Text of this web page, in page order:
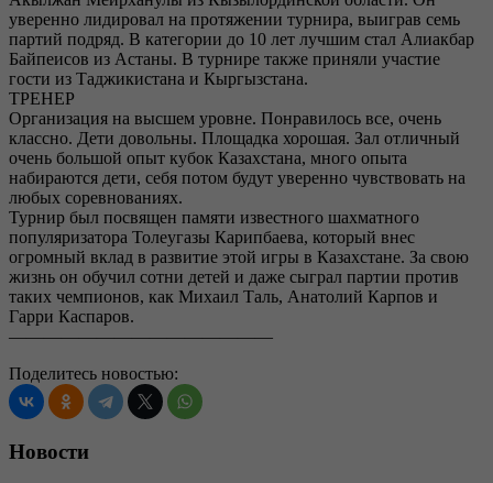
уверенно лидировал на протяжении турнира, выиграв семь
партий подряд. В категории до 10 лет лучшим стал Алиакбар
Байпеисов из Астаны. В турнире также приняли участие
гости из Таджикистана и Кыргызстана.
ТРЕНЕР
Организация на высшем уровне. Понравилось все, очень
классно. Дети довольны. Площадка хорошая. Зал отличный
очень большой опыт кубок Казахстана, много опыта
набираются дети, себя потом будут уверенно чувствовать на
любых соревнованиях.
Турнир был посвящен памяти известного шахматного
популяризатора Толеугазы Карипбаева, который внес
огромный вклад в развитие этой игры в Казахстане. За свою
жизнь он обучил сотни детей и даже сыграл партии против
таких чемпионов, как Михаил Таль, Анатолий Карпов и
Гарри Каспаров.
———————————————
Поделитесь новостью:
Новости